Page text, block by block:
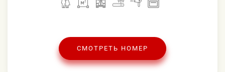
СМОТРЕТЬ НОМЕР